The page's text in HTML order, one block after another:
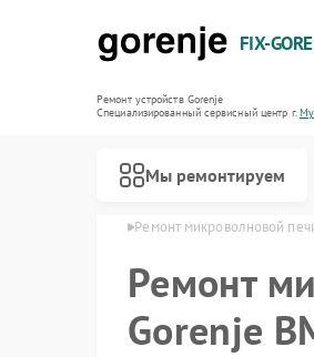
FIX-
Ремонт устройств Gorenje
Специализированный cервисный центр г.
Мы ремонтируем
в Мурманске Ремонт микроволновой
Ремонт
Gorenje